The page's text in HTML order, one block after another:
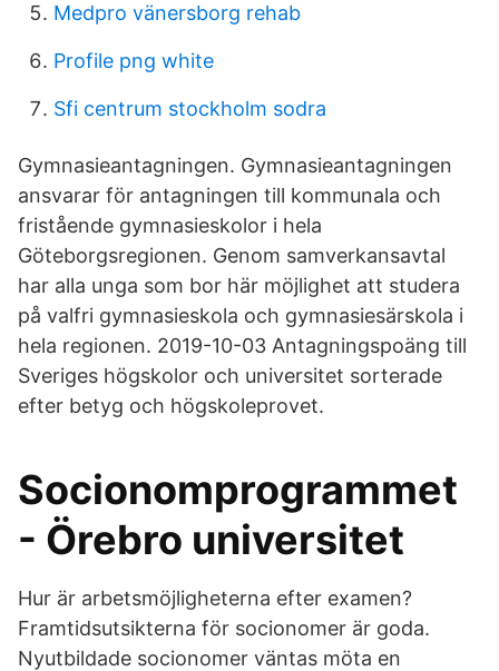
Medpro vänersborg rehab
Profile png white
Sfi centrum stockholm sodra
Gymnasieantagningen. Gymnasieantagningen
ansvarar för antagningen till kommunala och
fristående gymnasieskolor i hela
Göteborgsregionen. Genom samverkansavtal
har alla unga som bor här möjlighet att studera
på valfri gymnasieskola och gymnasiesärskola i
hela regionen. 2019-10-03 Antagningspoäng till
Sveriges högskolor och universitet sorterade
efter betyg och högskoleprovet.
Socionomprogrammet
- Örebro universitet
Hur är arbetsmöjligheterna efter examen?
Framtidsutsikterna för socionomer är goda.
Nyutbildade socionomer väntas möta en